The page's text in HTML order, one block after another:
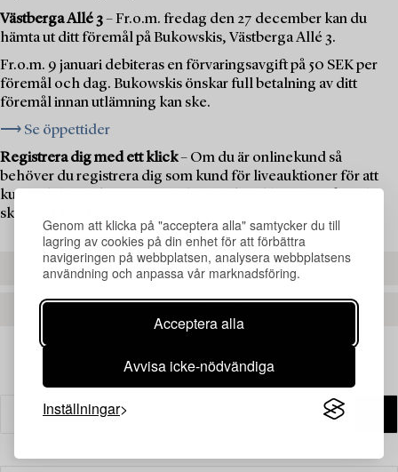
Genom att klicka på "acceptera alla" samtycker du till
lagring av cookies på din enhet för att förbättra
navigeringen på webbplatsen, analysera webbplatsens
användning och anpassa vår marknadsföring.
Acceptera alla
Avvisa icke-nödvändiga
Inställningar
Västberga Allé 3– Fr.o.m. fredag den 27 december kan du
hämta ut ditt föremål på Bukowskis, Västberga Allé 3.
Fr.o.m. 9 januari debiteras en förvaringsavgift på 50 SEK per
föremål och dag. Bukowskis önskar full betalning av ditt
föremål innan utlämning kan ske.
⟶ Se öppettider
Registrera dig med ett klick– Om du är onlinekund så
behöver du registrera dig som kund för liveauktioner för att
kunna delta i auktionen. Om du är ny kund hos oss måste du
skapa ett kundkonto först.
REGISTRERA DIG